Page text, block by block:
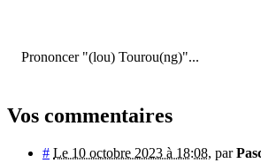
Prononcer "(lou) Tourou(ng)"...
Vos commentaires
# Le 10 octobre 2023 à 18:08, par